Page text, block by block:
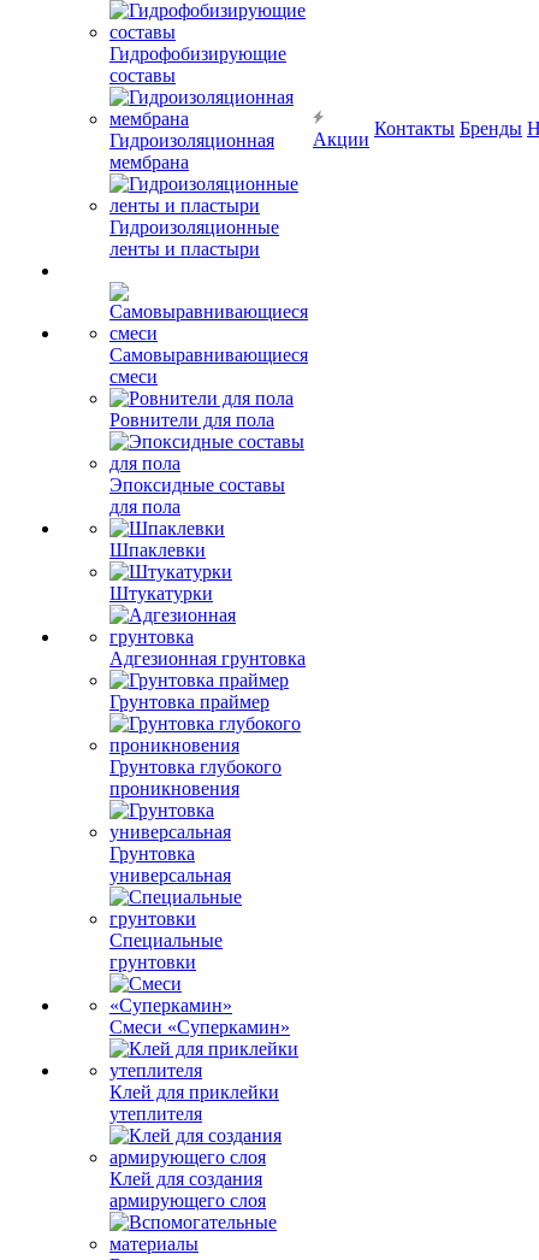
Гидрофобизирующие
составы
Гидроизоляционная
мембрана
Гидроизоляционные
ленты и пластыри
Самовыравнивающиеся
смеси
Ровнители для пола
Эпоксидные составы
для пола
Шпаклевки
Штукатурки
Адгезионная грунтовка
Грунтовка праймер
Грунтовка глубокого
проникновения
Грунтовка
универсальная
Специальные
грунтовки
Смеси «Суперкамин»
Клей для приклейки
утеплителя
Клей для создания
армирующего слоя
Акции
Контакты Бренды